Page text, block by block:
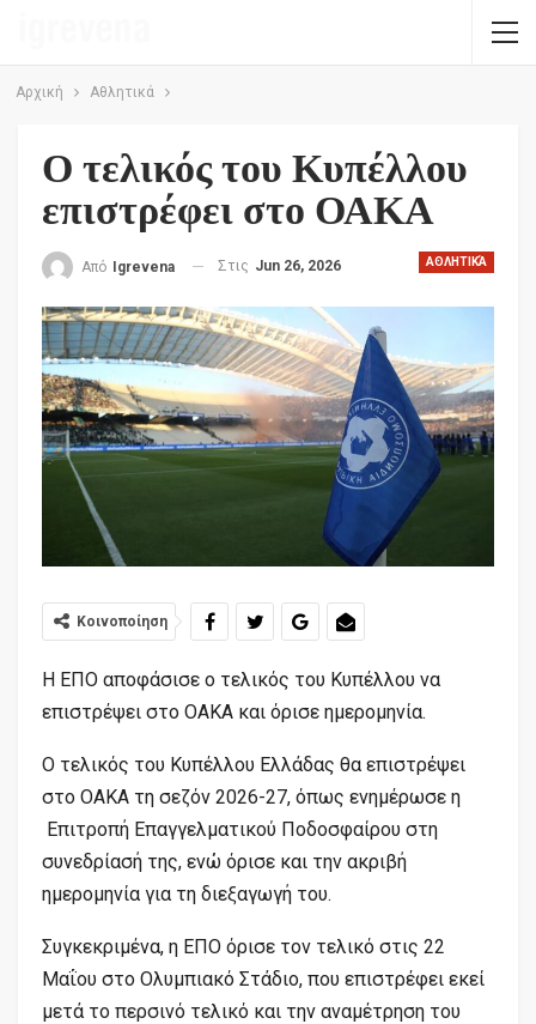
Αρχική Αθλητικά
Ο τελικός του Κυπέλλου
επιστρέφει στο ΟΑΚΑ
ΑΘΛΗΤΙΚΆ
Από Igrevena Στις Jun 26, 2026
Κοινοποίηση
Η ΕΠΟ αποφάσισε ο τελικός του Κυπέλλου να
επιστρέψει στο ΟΑΚΑ και όρισε ημερομηνία.
Ο τελικός του Κυπέλλου Ελλάδας θα επιστρέψει
στο ΟΑΚΑ τη σεζόν 2026-27, όπως ενημέρωσε η
Επιτροπή Επαγγελματικού Ποδοσφαίρου στη
συνεδρίασή της, ενώ όρισε και την ακριβή
ημερομηνία για τη διεξαγωγή του.
Συγκεκριμένα, η ΕΠΟ όρισε τον τελικό στις 22
Μαΐου στο Ολυμπιακό Στάδιο, που επιστρέφει εκεί
μετά το περσινό τελικό και την αναμέτρηση του